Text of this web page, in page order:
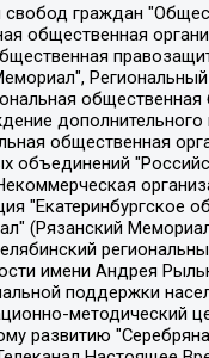
Гельман Марат Александрович, Никульшина Вероника Юрьевна, Толоконникова Надежда Андреевна, Шендерович Виктор Анатольевич, Общество с ограниченной ответственностью "Данное сообщение", Общество с ограниченной ответственностью Издательский дом "Новая глава", Айнбиндер Александра Александровна, Московский комьюнити-центр для ЛГБТ+инициатив, Благотворительный фонд развития филантропии, Deutsche Welle (Германия, Kurt-Schumacher-Strasse 3, 53113 Bonn), Борзунова Мария Михайловна, Воробьев Виктор Викторович, Голубева Анна Львовна, Константинова Алла Михайловна, Малкова Ирина Владимировна, Мурадов Мурад Абдулгалимович, Осетинская Елизавета Николаевна, Понасенков Евгений Николаевич, Ганапольский Матвей Юрьевич, Киселев Евгений Алексеевич, Борухович Ирина Григорьевна, Дремин Иван Тимофеевич, Дубровский Дмитрий Викторович, Красноярская региональная общественная организация поддержки и развития альтернативных образовательных технологий и межкультурных коммуникаций "ИНТЕРРА", Маяковская Екатерина Алексеевна, Фейгин Марк Захарович, Филимонов Андрей Викторович, Дзугкоева Регина Николаевна, Доброхотов Роман Александрович, Дудь Юрий Александрович, Елкин Сергей Владимирович, Кругликов Кирилл Игоревич, Сабунаева Мария Леонидовна, Семенов Алексей Владимирович, Шаинян Карен Багратович, Шульман Екатерина Михайловна, Асафьев Артур